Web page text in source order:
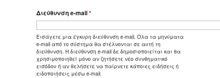
Διεύθυνση e-mail*
Εισάγετε μια έγκυρη διεύθυνση e-mail. Όλα τα μηνύματα
e-mail από το σύστημα θα στέλνονται σε αυτή τη
διεύθυνση. Η διεύθυνση e-mail δε δημοσιοποιείται και θα
χρησιμοποιηθεί μόνο αν ζητήσετε νέο συνθηματικό
εισόδου ή αν θελήσετε να παίρνετε κάποιες ειδήσεις ή
ειδοποιήσεις μέσω e-mail.